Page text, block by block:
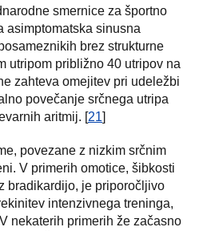
smernice za športno
asimptomatska sinusna
brez strukturne
utripom približno 40 utripov na
zahteva omejitev pri udeležbi
povečanje srčnega utripa
aritmij. [21]
povezane z nizkim srčnim
V primerih omotice, šibkosti
bradikardijo, je priporočljivo
intenzivnega treninga,
nekaterih primerih že začasno